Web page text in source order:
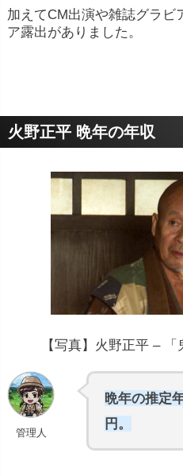
加えてCM出演や雑誌グラビ
ア露出がありました。
火野正平 晩年の年収
【写真】火野正平 –
管理人
晩年の推定
円。